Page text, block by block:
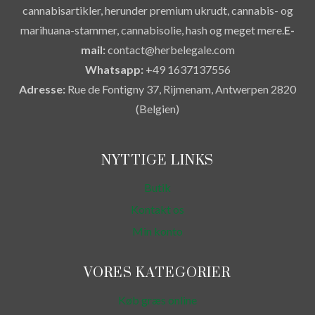
cannabisartikler, herunder premium ukrudt, cannabis- og
marihuana-stammer, cannabisolie, hash og meget mere.E-
mail:contact@herbelegale.com
Whatsapp:+49 1637137556
Adresse: Rue de Fontigny 37, Rijmenam, Antwerpen 2820
(Belgien)
NYTTIGE LINKS
Butik
Kontakt os
Min konto
VORES KATEGORIER
Køb græs online